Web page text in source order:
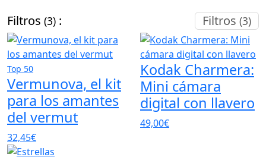
Filtros (3) : Filtros (3)
Top 50
Vermunova, el kit
para los amantes
del vermut
32,45€
Kodak Charmera:
Mini cámara
digital con llavero
49,00€